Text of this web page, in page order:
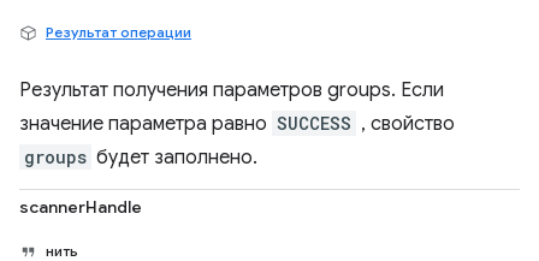
Результат операции
Результат получения параметров groups. Если
значение параметра равно SUCCESS , свойство
groups будет заполнено.
scannerHandle
нить